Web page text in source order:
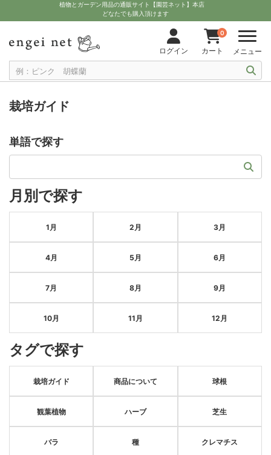
植物とガーデン用品の通販サイト【園芸ネット】本店
どなたでも購入頂けます
ログイン
0
カート メニュー
栽培ガイド
単語で探す
月別で探す
1月 2月 3月
4月 5月 6月
7月 8月 9月
10月 11月 12月
タグで探す
栽培ガイド 商品について 球根
観葉植物 ハーブ 芝生
バラ 種 クレマチス